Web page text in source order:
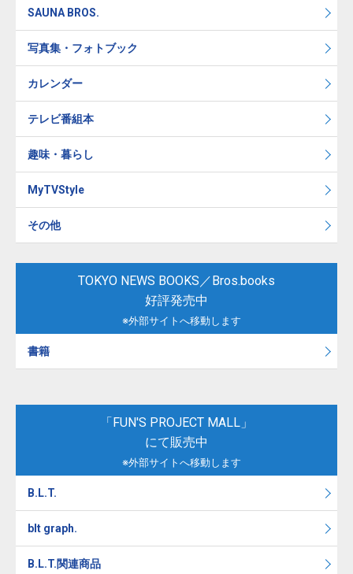
SAUNA BROS.
写真集・フォトブック
カレンダー
テレビ番組本
趣味・暮らし
MyTVStyle
その他
TOKYO NEWS BOOKS／Bros.books
好評発売中
※外部サイトへ移動します
書籍
「FUN'S PROJECT MALL」
にて販売中
※外部サイトへ移動します
B.L.T.
blt graph.
B.L.T.関連商品